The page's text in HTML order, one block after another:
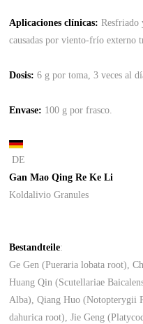
Aplicaciones clínicas:
causadas por viento-frío externo
Dosis:6 g por toma, 3 veces al
Envase: 100 g por frasco.
DE
Gan Mao Qing Re Ke Li
Koldalivio Granules
Bestandteile:
Ge Gen (Pueraria lobata root),
Huang Qin (Scutellariae
Alba), Qiang Huo (Notopterygii
dahurica root), Jie Geng